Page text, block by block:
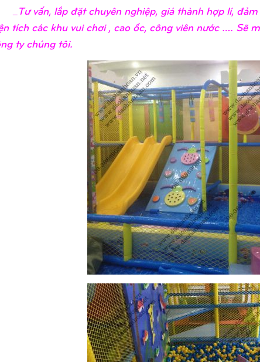
vấn, lắp đặt chuyên nghiệp, giá thành hợp lí, đảm
tích các khu vui chơi , cao ốc, công viên nước …. Sẽ
ty chúng tôi.